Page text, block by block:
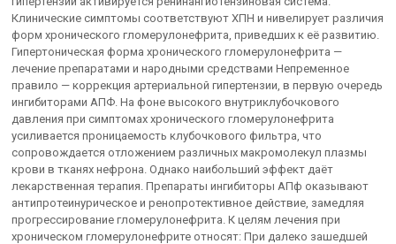
Клинические симптомы соответствуют ХПН и нивелирует различия
форм хронического гломерулонефрита, приведших к её развитию.
Гипертоническая форма хронического гломерулонефрита —
лечение препаратами и народными средствами Непременное
правило — коррекция артериальной гипертензии, в первую очередь
ингибиторами АПФ. На фоне высокого внутриклубочкового
давления при симптомах хронического гломерулонефрита
усиливается проницаемость клубочкового фильтра, что
сопровождается отложением различных макромолекул плазмы
крови в тканях нефрона. Однако наибольший эффект даёт
лекарственная терапия. Препараты ингибиторы АПф оказывают
антипротеинурическое и ренопротективное действие, замедляя
прогрессирование гломерулонефрита. К целям лечения при
хроническом гломерулонефрите относят: При далеко зашедшей